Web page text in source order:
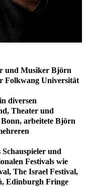
und Musiker Björn
Folkwang Universität
diversen
Theater und
arbeitete Björn
und
Festivals wie
The Israel Festival,
Edinburgh Fringe